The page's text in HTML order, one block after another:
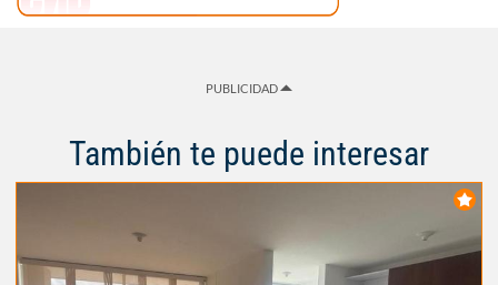
PUBLICIDAD
También te puede interesar